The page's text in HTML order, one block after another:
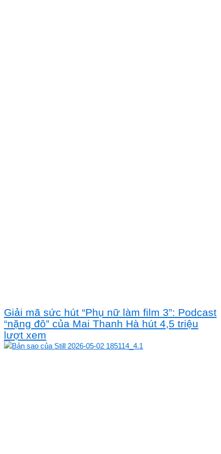
Giải mã sức hút “Phụ nữ làm film 3”: Podcast
“nặng đô” của Mai Thanh Hà hút 4,5 triệu
lượt xem